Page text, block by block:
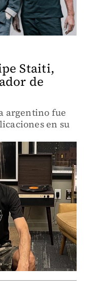
Staiti,
de
argentino fue
en su